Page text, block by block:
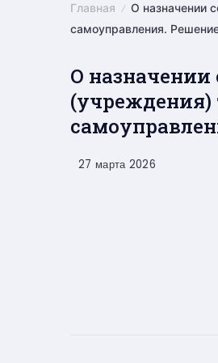
Главная
О назначении
самоуправления.
О
(учреждения)
27 марта 2026